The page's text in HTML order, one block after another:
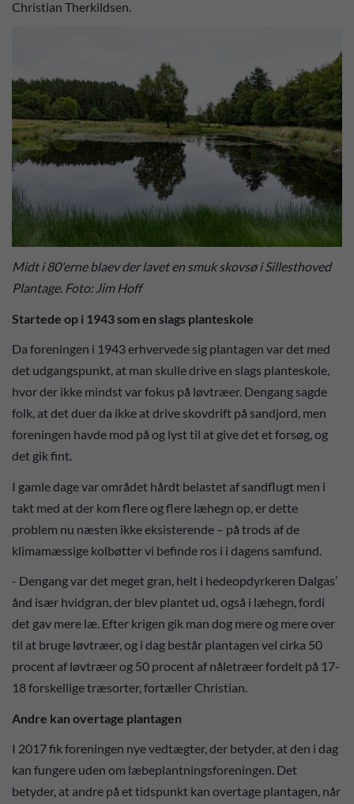
Christian Therkildsen.
Midt i 80'erne blaev der lavet en smuk skovsø i Sillesthoved
Plantage. Foto: Jim Hoff
Startede op i 1943 som en slags planteskole
Da foreningen i 1943 erhvervede sig plantagen var det med
det udgangspunkt, at man skulle drive en slags planteskole,
hvor der ikke mindst var fokus på løvtræer. Dengang sagde
folk, at det duer da ikke at drive skovdrift på sandjord, men
foreningen havde mod på og lyst til at give det et forsøg, og
det gik fint.
I gamle dage var området hårdt belastet af sandflugt men i
takt med at der kom flere og flere læhegn op, er dette
problem nu næsten ikke eksisterende – på trods af de
klimamæssige kolbøtter vi befinde ros i i dagens samfund.
- Dengang var det meget gran, helt i hedeopdyrkeren Dalgas’
ånd især hvidgran, der blev plantet ud, også i læhegn, fordi
det gav mere læ. Efter krigen gik man dog mere og mere over
til at bruge løvtræer, og i dag består plantagen vel cirka 50
procent af løvtræer og 50 procent af nåletræer fordelt på 17-
18 forskellige træsorter, fortæller Christian.
Andre kan overtage plantagen
I 2017 fik foreningen nye vedtægter, der betyder, at den i dag
kan fungere uden om læbeplantningsforeningen. Det
betyder, at andre på et tidspunkt kan overtage plantagen, når